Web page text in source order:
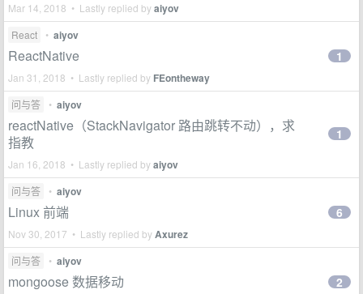
Mar 14, 2018 • Lastly replied byaiyov
React • aiyov
ReactNative
Jan 31, 2018 • Lastly replied by FEontheway
1
问与答 • aiyov
reactNative（StackNavigator 路由跳转不动），求
指教
Jan 16, 2018 • Lastly replied byaiyov
1
问与答 • aiyov
Linux 前端
Nov 30, 2017 • Lastly replied byAxurez
6
问与答 • aiyov
mongoose 数据移动 2